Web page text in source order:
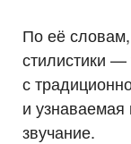
По её
стилистики —
с
и
звучание.